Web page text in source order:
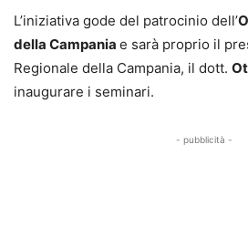
L’iniziativa gode del patrocinio dell’
della Campania e sarà proprio il
Regionale della Campania, il dott.
inaugurare i seminari.
- pubblicità -